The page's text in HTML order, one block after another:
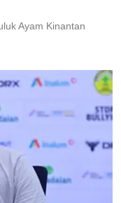
Ayam Kinantan